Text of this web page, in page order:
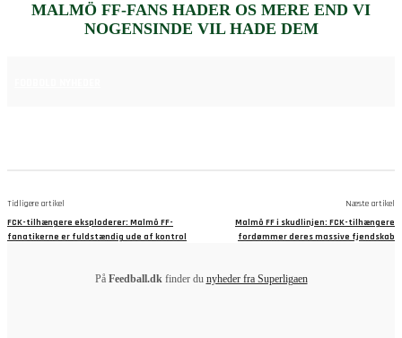
MALMÖ FF-FANS HADER OS MERE END VI
NOGENSINDE VIL HADE DEM
Tidligere artikel
FCK-tilhængere eksploderer: Malmö FF-
fanatikerne er fuldstændig ude af kontrol
Næste artikel
Malmö FF i skudlinjen: FCK-tilhængere
fordømmer deres massive fjendskab
På Feedball.dkfinder du nyheder fra Superligaen